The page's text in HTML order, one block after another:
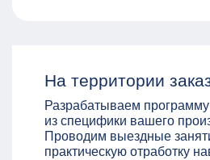
На территории
Разрабатываем
из специфики вашего
Проводим выездные
практическую отработку